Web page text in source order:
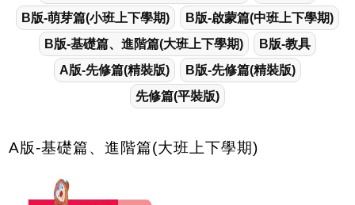
B版-萌芽篇(小班上下學期)
B版-啟蒙篇(中班上下學期)
B版-基礎篇、進階篇(大班上下學期)
B版-教具
A版-先修篇(精裝版)
B版-先修篇(精裝版)
先修篇(平裝版)
A版-基礎篇、進階篇(大班上下學期)